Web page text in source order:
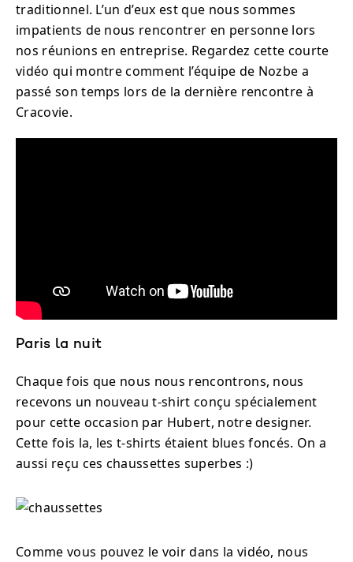
traditionnel. L’un d’eux est que nous sommes
impatients de nous rencontrer en personne lors
nos réunions en entreprise. Regardez cette courte
vidéo qui montre comment l’équipe de Nozbe a
passé son temps lors de la dernière rencontre à
Cracovie.
Paris la nuit
Chaque fois que nous nous rencontrons, nous
recevons un nouveau t-shirt conçu spécialement
pour cette occasion par Hubert, notre designer.
Cette fois la, les t-shirts étaient blues foncés. On a
aussi reçu ces chaussettes superbes :)
Comme vous pouvez le voir dans la vidéo, nous